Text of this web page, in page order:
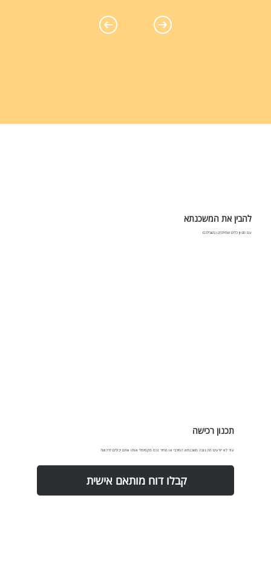
להבין את המשכנתא
עם מגוון כלים שפיתחנו בשבילכם
תכנון רכישה
עוד לא יודעים מה גובה משכנתא המירבי או מחיר נכס מקסימלי אותו אתם יכולים לרכוש?
קבלו דוח מותאם אישית